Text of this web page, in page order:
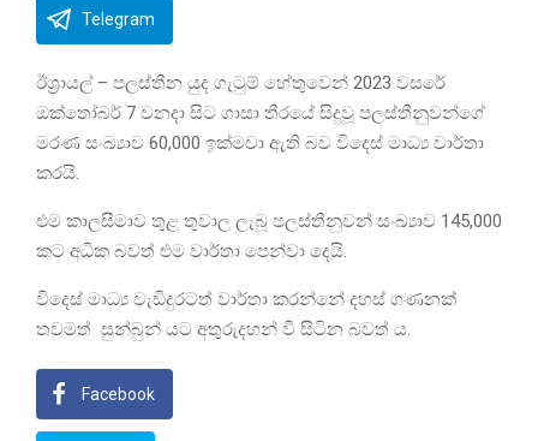
Telegram
ඊශ්‍රායල් – පලස්තීන යුද ගැටුම් හේතුවෙන් 2023 වසරේ
ඔක්තෝබර් 7 වනදා සිට ගාසා තීරයේ සිදුවූ පලස්තීනුවන්ගේ
මරණ සංඛ්‍යාව 60,000 ඉක්මවා ඇති බව විදෙස් මාධ්‍ය වාර්තා
කරයි.
එම කාලසීමාව තුළ තුවාල ලැබූ පලස්තීනුවන් සංඛ්‍යාව 145,000
කට අධික බවත් එම වාර්තා පෙන්වා දෙයි.
විදෙස් මාධ්‍ය වැඩිදුරටත් වාර්තා කරන්නේ දහස් ගණනක්
තවමත් සුන්බුන් යට අතුරුදහන් වී සිටින බවත් ය.
Facebook